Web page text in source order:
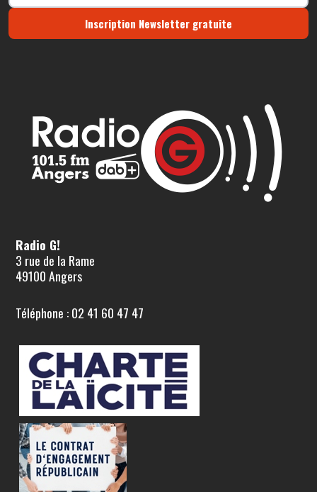
Inscription Newsletter gratuite
Radio G!
3 rue de la Rame
49100 Angers
Téléphone : 02 41 60 47 47